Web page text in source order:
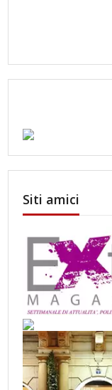
Siti amici